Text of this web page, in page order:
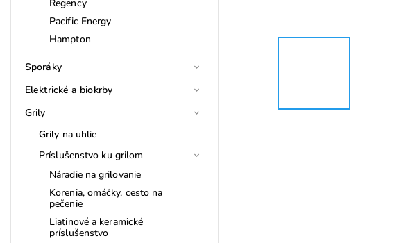
Regency
Pacific Energy
Hampton
Sporáky
Elektrické a biokrby
Grily
Grily na uhlie
Príslušenstvo ku grilom
Náradie na grilovanie
Korenia, omáčky, cesto na
pečenie
Liatinové a keramické
príslušenstvo